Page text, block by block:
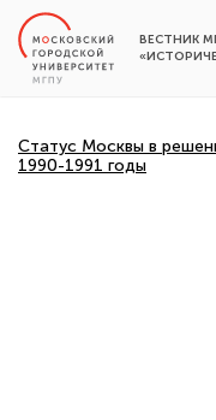
ВЕСТНИК
Статус Москвы в
1990-1991 годы